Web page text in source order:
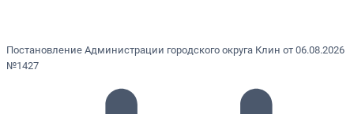
Постановление Администрации городского округа Клин от 06.08.2026
№1427